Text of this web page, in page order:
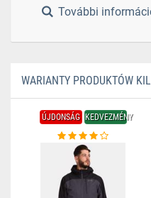
További
WARIANTY PRODUKTÓW
ÚJDONSÁG KEDVEZMÉNY